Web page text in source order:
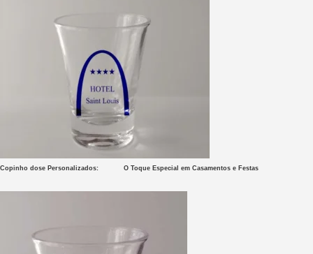
Copinho dose Personalizados: O Toque Especial em Casamentos e Festas